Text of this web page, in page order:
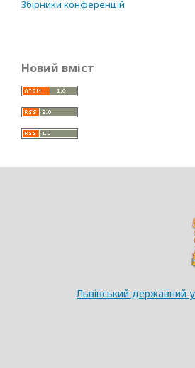
Збірники конференцій
Новий вміст
Львівський державний